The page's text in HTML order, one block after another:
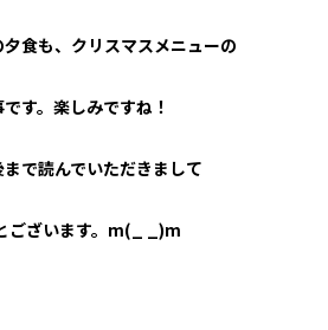
夕食も、クリスマスメニューの
す。楽しみですね！
で読んでいただきまして
ございます。m(_ _)m